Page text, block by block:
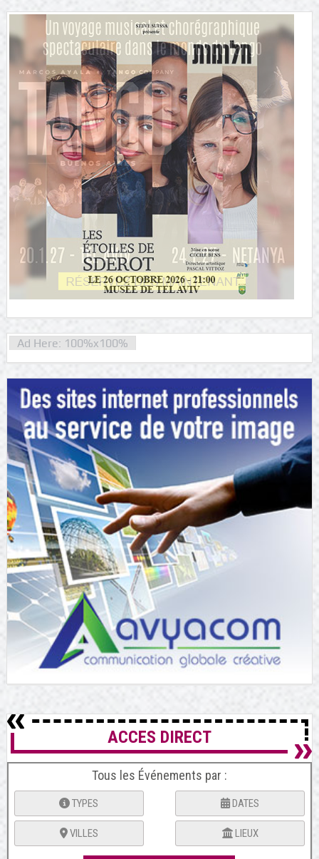
Ad Here: 100%x100%
ACCES DIRECT
Tous les Événements par :
TYPES DATES
VILLES LIEUX